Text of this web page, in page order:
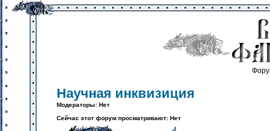
Научная инквизиция
Модераторы: Нет
Сейчас этот форум просматривают: Нет